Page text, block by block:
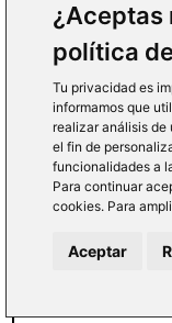
¿Aceptas
política
Tu privacidad es
informamos que
realizar análisis de
el fin de
funcionalidades a
Para continuar
cookies. Para
Aceptar